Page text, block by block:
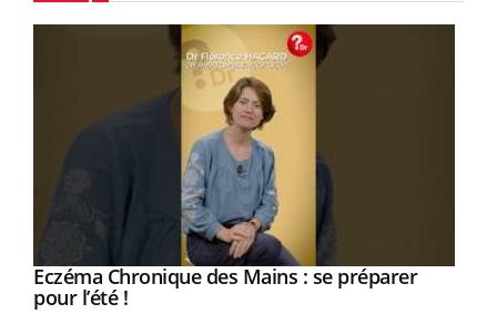
Youtube
Eczéma Chronique des Mains : se préparer
pour l’été !Youtube